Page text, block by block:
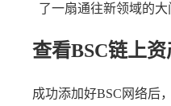
了一扇通往新领域的大
查看BSC链上资
成功添加好BSC网络后